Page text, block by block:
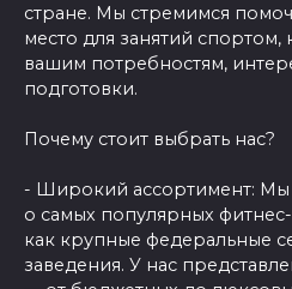
стране. Мы стремимся
место для занятий спортом,
вашим потребностям,
подготовки.
Почему стоит выбрать нас?
- Широкий ассортимент:
о самых популярных
как крупные федеральные
заведения. У нас